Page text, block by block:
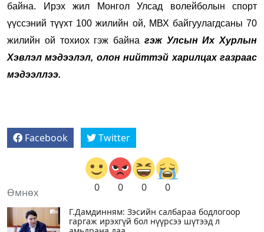
байна. Ирэх жил Монгол Улсад волейболын спорт
үүссэний түүхт 100 жилийн ой, МВХ байгуулагдсаны 70
жилийн ой тохиох гэж байна гэж Улсын Их Хурлын
Хэвлэл мэдээлэл, олон нийттэй харилцах газраас
мэдээллээ.
Facebook Twitter
0 0 0 0
Өмнөх
Г.Дамдинням: Зэсийн салбараа бодлогоор
гаргаж ирэхгүй бол нүүрсээ шүтээд л